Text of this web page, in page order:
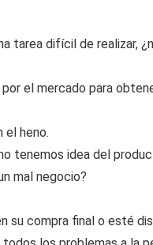
tarea difícil de realizar,
el mercado para
el heno.
tenemos idea del
mal negocio?
su compra final o esté